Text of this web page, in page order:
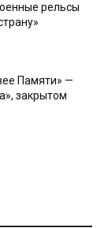
рельсы
Памяти» —
закрытом